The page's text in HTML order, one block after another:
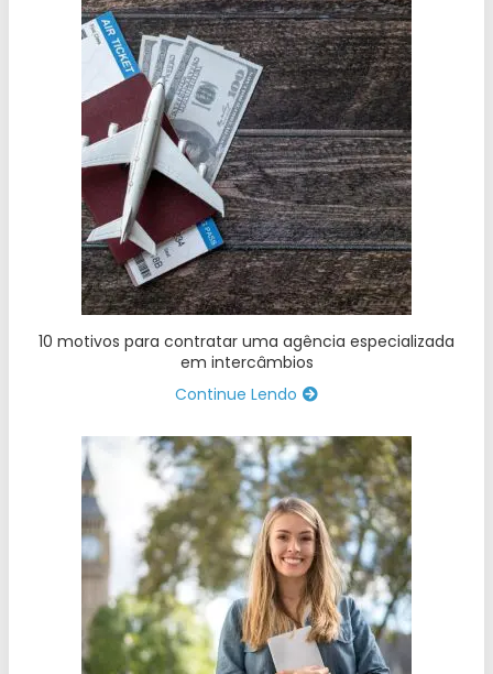
10 motivos para contratar uma agência especializada
em intercâmbios
Continue Lendo